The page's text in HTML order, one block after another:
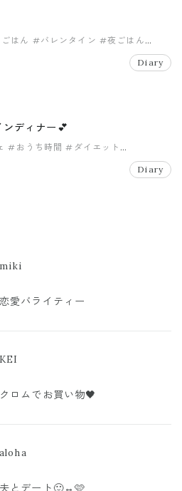
はん #バレンタイン #夜ごはん
Diary
ディナー💕
#おうち時間 #ダイエット
Diary
miki
恋愛バライティー
KEI
クロムでお買い物🖤
aloha
夫とデート🙂‍↔️🩷